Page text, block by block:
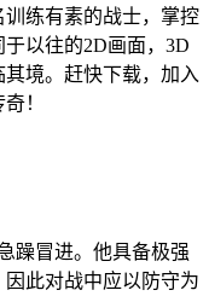
练有素的战士，掌控
以往的2D画面，3D
境。赶快下载，加入
！
躁冒进。他具备极强
此对战中应以防守为